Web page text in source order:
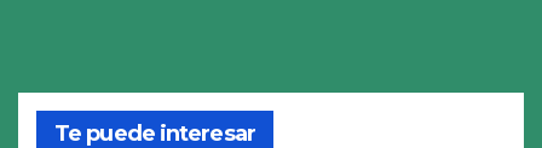
Te puede interesar